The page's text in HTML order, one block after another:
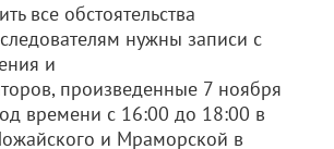
все обстоятельства
нужны записи с
и
произведенные 7 ноября
времени с 16:00 до 18:00 в
и Мраморской в